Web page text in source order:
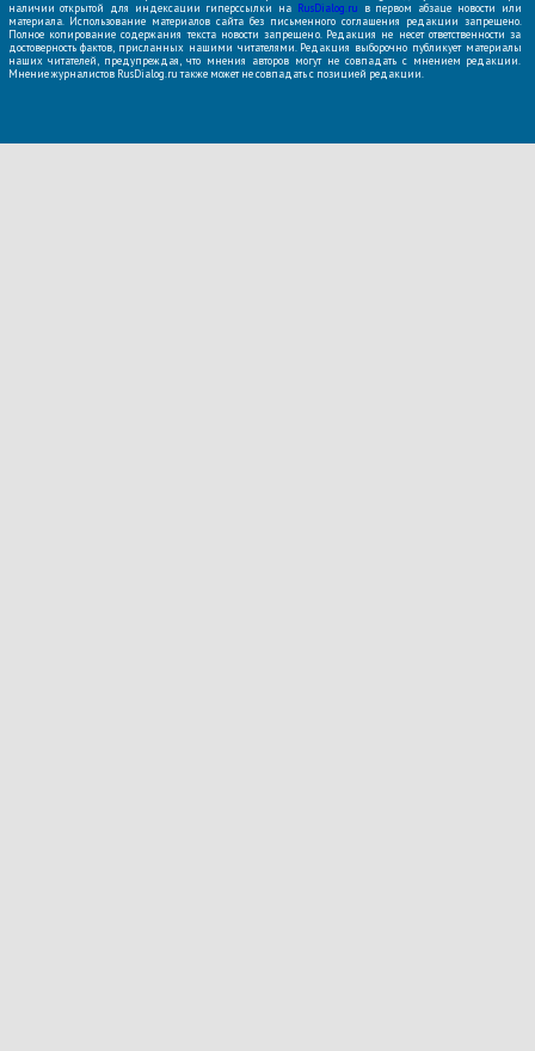
наличии открытой для индексации гиперссылки на RusDialog.ru в первом абзаце новости или
материала. Использование материалов сайта без письменного соглашения редакции запрещено.
Полное копирование содержания текста новости запрещено. Редакция не несет ответственности за
достоверность фактов, присланных нашими читателями. Редакция выборочно публикует материалы
наших читателей, предупреждая, что мнения авторов могут не совпадать с мнением редакции.
Мнение журналистов RusDialog.ru также может не совпадать с позицией редакции.